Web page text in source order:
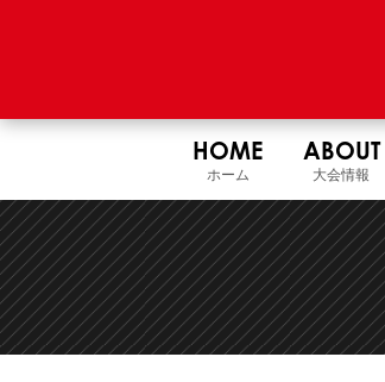
HOME
ホーム
ABOUT
大会情報